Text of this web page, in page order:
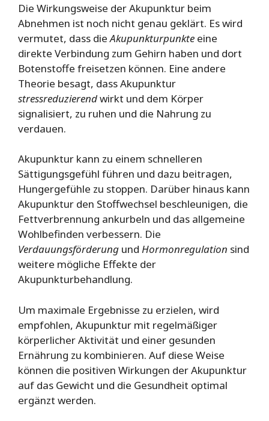
Die Wirkungsweise der Akupunktur beim
Abnehmen ist noch nicht genau geklärt. Es wird
vermutet, dass dieAkupunkturpunkte eine
direkte Verbindung zum Gehirn haben und dort
Botenstoffe freisetzen können. Eine andere
Theorie besagt, dass Akupunktur
stressreduzierendwirkt und dem Körper
signalisiert, zu ruhen und die Nahrung zu
verdauen.
Akupunktur kann zu einem schnelleren
Sättigungsgefühl führen und dazu beitragen,
Hungergefühle zu stoppen. Darüber hinaus kann
Akupunktur den Stoffwechsel beschleunigen, die
Fettverbrennung ankurbeln und das allgemeine
Wohlbefinden verbessern. Die
Verdauungsförderung und Hormonregulation sind
weitere mögliche Effekte der
Akupunkturbehandlung.
Um maximale Ergebnisse zu erzielen, wird
empfohlen, Akupunktur mit regelmäßiger
körperlicher Aktivität und einer gesunden
Ernährung zu kombinieren. Auf diese Weise
können die positiven Wirkungen der Akupunktur
auf das Gewicht und die Gesundheit optimal
ergänzt werden.